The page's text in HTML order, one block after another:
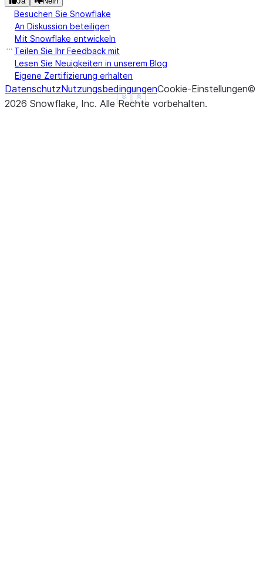
2    False
dtype: bool
Show less
See more
Besuchen Sie Snowflake
An Diskussion beteiligen
Mit Snowflake entwickeln
Teilen Sie Ihr Feedback mit
Lesen Sie Neuigkeiten in unserem Blog
Eigene Zertifizierung erhalten
DatenschutzNutzungsbedingungenCookie-Einstellungen©
2026 Snowflake, Inc. Alle Rechte vorbehalten.